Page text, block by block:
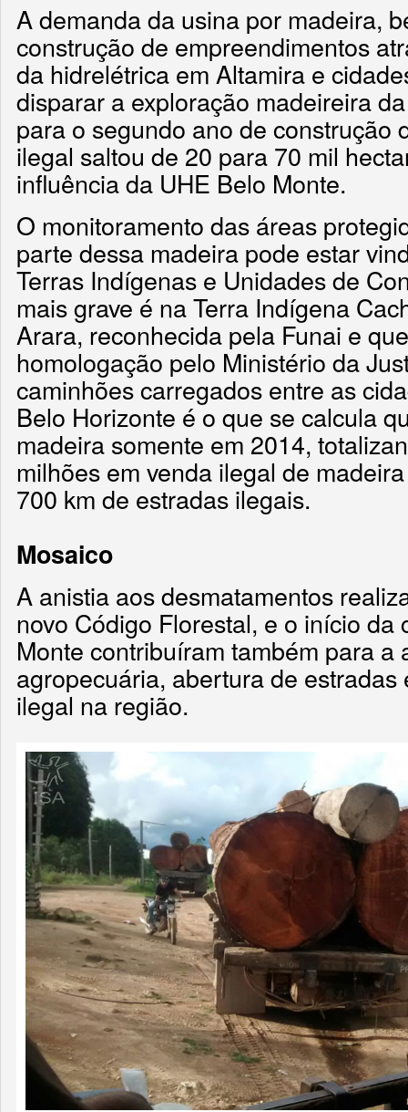
A demanda da usina por madeira,
construção de empreendimentos
da hidrelétrica em Altamira e
disparar a exploração madeireira
para o segundo ano de construção
ilegal saltou de 20 para 70 mil
influência da UHE Belo Monte.
O monitoramento das áreas
parte dessa madeira pode estar
Terras Indígenas e Unidades de
mais grave é na Terra Indígena
Arara, reconhecida pela Funai e
homologação pelo Ministério da
caminhões carregados entre as
Belo Horizonte é o que se calcula
madeira somente em 2014,
milhões em venda ilegal de
700 km de estradas ilegais.
Mosaico
A anistia aos desmatamentos
novo Código Florestal, e o início da
Monte contribuíram também para a
agropecuária, abertura de
ilegal na região.